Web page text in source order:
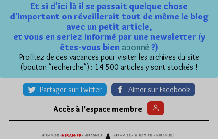
Et si d'ici là il se passait quelque chose
d'important on réveillerait tout de même le blog
avec un petit article,
et vous en seriez informé par une newsletter (y
êtes-vous bien abonné ?)
Profitez de ces vacances pour visiter les archives du site
(bouton "recherche") : 14 500 articles y sont stockés !
Partager sur Twitter Aimer sur Facebook
Accès à l’espace membre